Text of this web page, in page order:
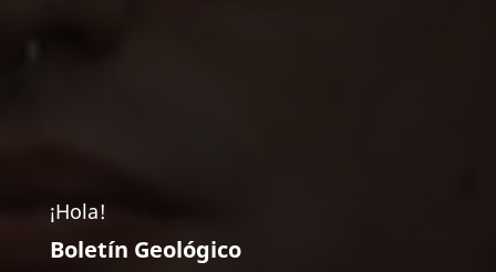
¡Hola!
Boletín Geológico